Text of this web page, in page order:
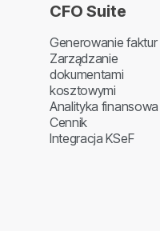
CFO Suite
Generowanie faktur
Zarządzanie
dokumentami
kosztowymi
Analityka finansowa
Cennik
Integracja KSeF